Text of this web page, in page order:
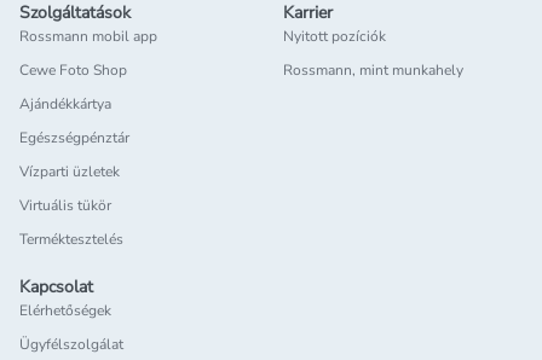
Szolgáltatások
Rossmann mobil app
Cewe Foto Shop
Ajándékkártya
Egészségpénztár
Vízparti üzletek
Virtuális tükör
Terméktesztelés
Karrier
Nyitott pozíciók
Rossmann, mint munkahely
Kapcsolat
Elérhetőségek
Ügyfélszolgálat